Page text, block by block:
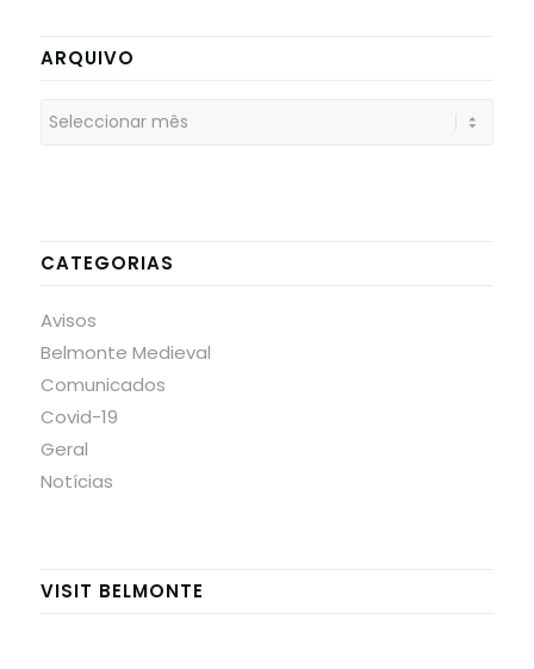
ARQUIVO
CATEGORIAS
Avisos
Belmonte Medieval
Comunicados
Covid-19
Geral
Notícias
VISIT BELMONTE